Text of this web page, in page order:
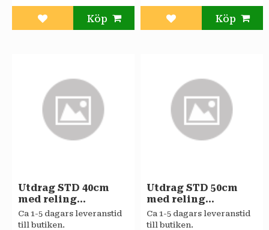
Lägg till i favoriter Lägg till i favoriter
Utdrag STD 40cm
med reling
tandembox
Sagaköket
Ca 1-5 dagars leveranstid
till butiken.
Utdrag STD 50cm
med reling
tandembox
Sagaköket
Ca 1-5 dagars leveranstid
till butiken.